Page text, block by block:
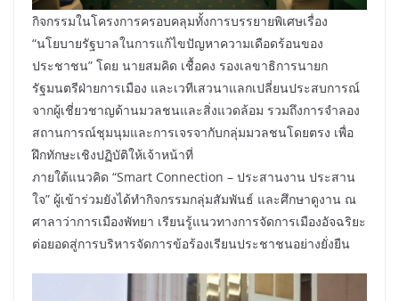
กิจกรรมในโครงการครอบคลุมทั้งการบรรยายพิเศษเรื่อง
“นโยบายรัฐบาลในการแก้ไขปัญหาความเดือดร้อนของ
ประชาชน” โดย นายสมคิด เชื้อคง รองเลขาธิการนายก
รัฐมนตรีฝ่ายการเมือง และเวทีเสวนาแลกเปลี่ยนประสบการณ์
จากผู้เชี่ยวชาญด้านมวลชนและสิ่งแวดล้อม รวมถึงการจำลอง
สถานการณ์ชุมนุมและการเจรจากับกลุ่มมวลชนโดยตรง เพื่อ
ฝึกทักษะเชิงปฏิบัติให้เจ้าหน้าที่
ภายใต้แนวคิด “Smart Connection – ประสานงาน ประสาน
ใจ” ผู้เข้าร่วมยังได้ทำกิจกรรมกลุ่มสัมพันธ์ และศึกษาดูงาน ณ
ศาลาว่าการเมืองพัทยา เรียนรู้แนวทางการจัดการเมืองอัจฉริยะ
ต่อยอดสู่การบริหารจัดการข้อร้องเรียนประชาชนอย่างยั่งยืน